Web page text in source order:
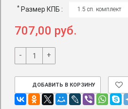
* Размер КПБ :
707,00 руб.
- +
ДОБАВИТЬ В КОРЗИНУ